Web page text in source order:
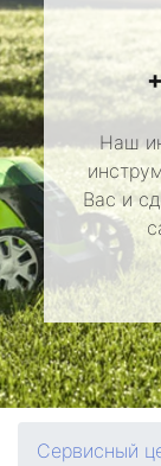
Наш
Вас и
Сервисный